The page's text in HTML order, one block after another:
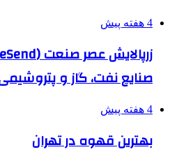
4 هفته پیش
صنایع نفت، گاز و
4 هفته پیش
بهترین قهوه در تهران